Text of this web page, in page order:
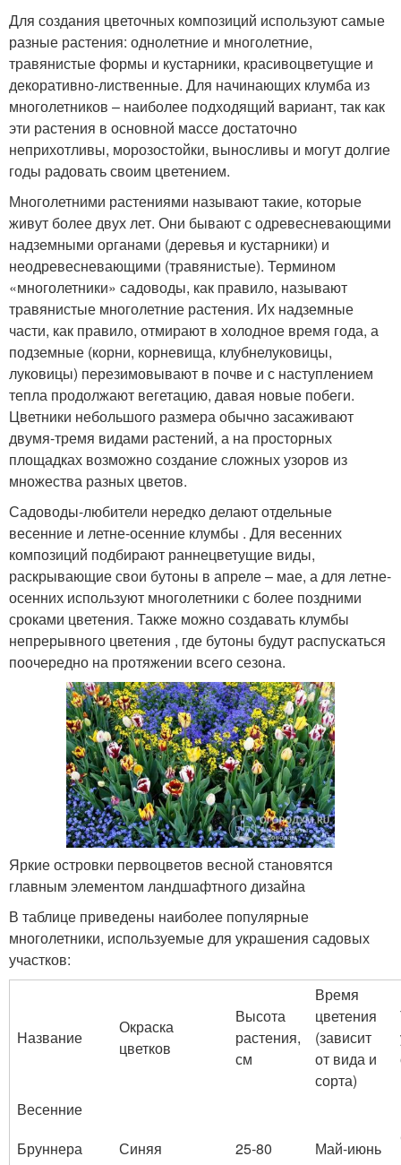
Для создания цветочных композиций используют самые
разные растения: однолетние и многолетние,
травянистые формы и кустарники, красивоцветущие и
декоративно-лиственные. Для начинающих клумба из
многолетников – наиболее подходящий вариант, так как
эти растения в основной массе достаточно
неприхотливы, морозостойки, выносливы и могут долгие
годы радовать своим цветением.
Многолетними растениями называют такие, которые
живут более двух лет. Они бывают с одревесневающими
надземными органами (деревья и кустарники) и
неодревесневающими (травянистые). Термином
«многолетники» садоводы, как правило, называют
травянистые многолетние растения. Их надземные
части, как правило, отмирают в холодное время года, а
подземные (корни, корневища, клубнелуковицы,
луковицы) перезимовывают в почве и с наступлением
тепла продолжают вегетацию, давая новые побеги.
Цветники небольшого размера обычно засаживают
двумя-тремя видами растений, а на просторных
площадках возможно создание сложных узоров из
множества разных цветов.
Садоводы-любители нередко делают отдельные
весенние и летне-осенние клумбы . Для весенних
композиций подбирают раннецветущие виды,
раскрывающие свои бутоны в апреле – мае, а для летне-
осенних используют многолетники с более поздними
сроками цветения. Также можно создавать клумбы
непрерывного цветения , где бутоны будут распускаться
поочередно на протяжении всего сезона.
Яркие островки первоцветов весной становятся
главным элементом ландшафтного дизайна
В таблице приведены наиболее популярные
многолетники, используемые для украшения садовых
участков:
Название
Окраска
цветков
Высота
растения,
см
Время
цветения
(зависит
от вида и
сорта)
Весенние
Бруннера
Синяя 25-80 Май-июнь